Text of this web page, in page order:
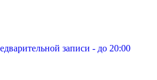
записи - до 20:00